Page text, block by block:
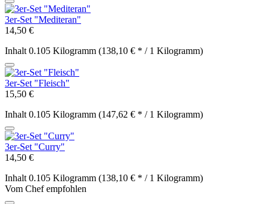
3er-Set "Mediteran"
14,50 €
Inhalt 0.105 Kilogramm (138,10 € * / 1 Kilogramm)
3er-Set "Fleisch"
15,50 €
Inhalt 0.105 Kilogramm (147,62 € * / 1 Kilogramm)
3er-Set "Curry"
14,50 €
Inhalt 0.105 Kilogramm (138,10 € * / 1 Kilogramm)
Vom Chef empfohlen